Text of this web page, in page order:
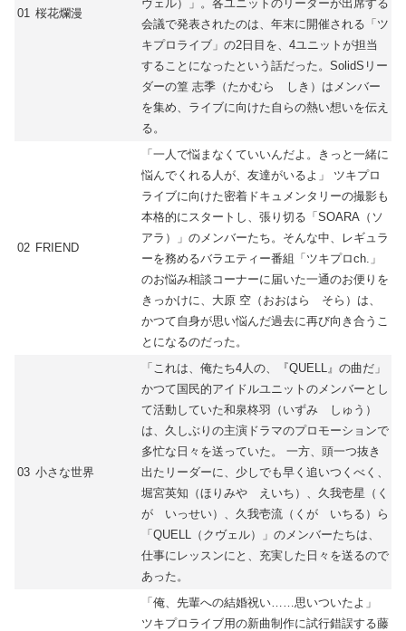
01 桜花爛漫
ヴェル）」。各ユニットのリーダーが出席する
会議で発表されたのは、年末に開催される「ツ
キプロライブ」の2日目を、4ユニットが担当
することになったという話だった。SolidSリー
ダーの篁 志季（たかむら しき）はメンバー
を集め、ライブに向けた自らの熱い想いを伝え
る。
02 FRIEND
「一人で悩まなくていいんだよ。きっと一緒に
悩んでくれる人が、友達がいるよ」 ツキプロ
ライブに向けた密着ドキュメンタリーの撮影も
本格的にスタートし、張り切る「SOARA（ソ
アラ）」のメンバーたち。そんな中、レギュラ
ーを務めるバラエティー番組「ツキプロch.」
のお悩み相談コーナーに届いた一通のお便りを
きっかけに、大原 空（おおはら そら）は、
かつて自身が思い悩んだ過去に再び向き合うこ
とになるのだった。
03 小さな世界
「これは、俺たち4人の、『QUELL』の曲だ」
かつて国民的アイドルユニットのメンバーとし
て活動していた和泉柊羽（いずみ しゅう）
は、久しぶりの主演ドラマのプロモーションで
多忙な日々を送っていた。 一方、頭一つ抜き
出たリーダーに、少しでも早く追いつくべく、
堀宮英知（ほりみや えいち）、久我壱星（く
が いっせい）、久我壱流（くが いちる）ら
「QUELL（クヴェル）」のメンバーたちは、
仕事にレッスンにと、充実した日々を送るので
あった。
「俺、先輩への結婚祝い……思いついたよ」
ツキプロライブ用の新曲制作に試行錯誤する藤